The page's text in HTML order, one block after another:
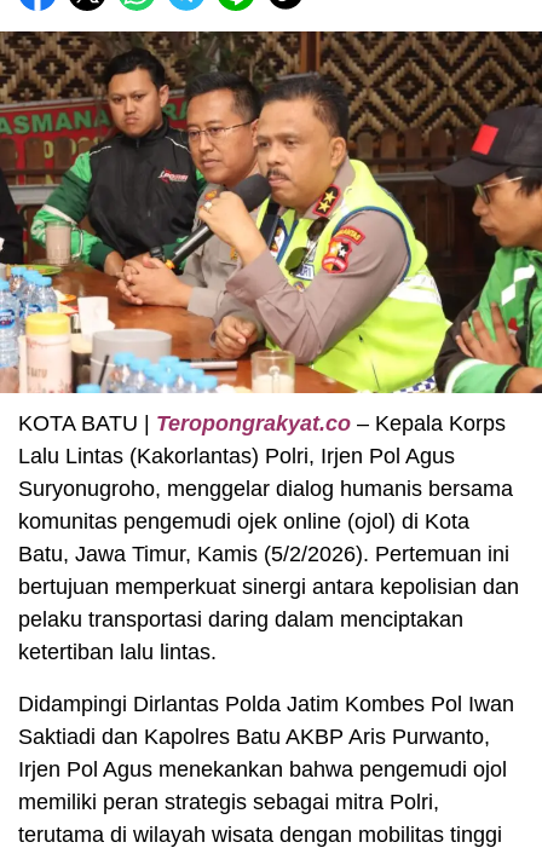
KOTA BATU | Teropongrakyat.co – Kepala Korps
Lalu Lintas (Kakorlantas) Polri, Irjen Pol Agus
Suryonugroho, menggelar dialog humanis bersama
komunitas pengemudi ojek online (ojol) di Kota
Batu, Jawa Timur, Kamis (5/2/2026). Pertemuan ini
bertujuan memperkuat sinergi antara kepolisian dan
pelaku transportasi daring dalam menciptakan
ketertiban lalu lintas.
Didampingi Dirlantas Polda Jatim Kombes Pol Iwan
Saktiadi dan Kapolres Batu AKBP Aris Purwanto,
Irjen Pol Agus menekankan bahwa pengemudi ojol
memiliki peran strategis sebagai mitra Polri,
terutama di wilayah wisata dengan mobilitas tinggi